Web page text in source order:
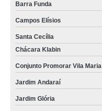
Barra Funda
Campos Elísios
Santa Cecília
Chácara Klabin
Conjunto Promorar Vila Maria
Jardim Andaraí
Jardim Glória